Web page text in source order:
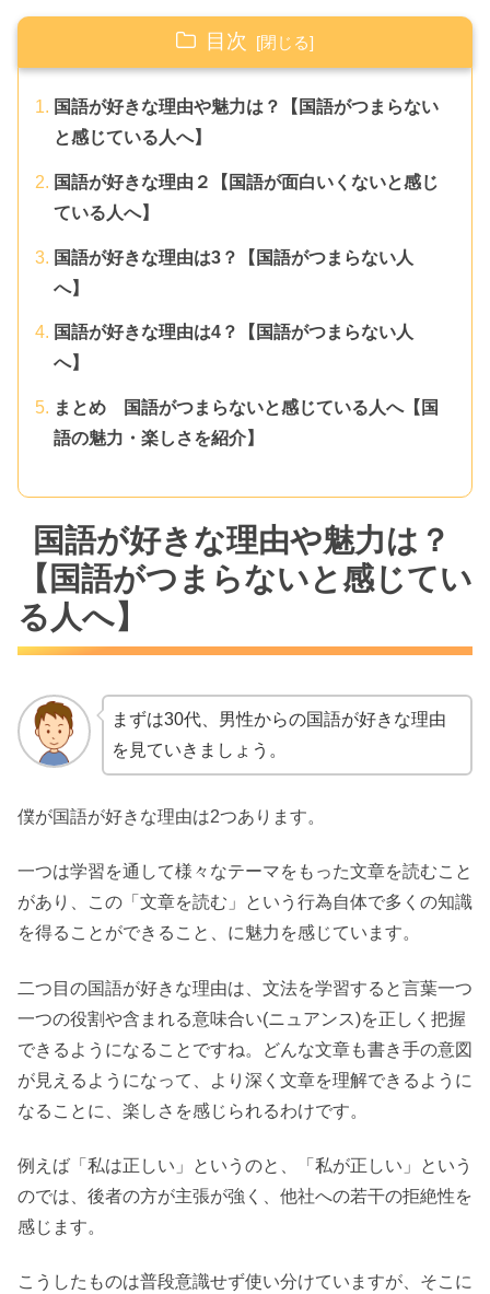
目次
国語が好きな理由や魅力は？【国語がつまらない
と感じている人へ】
国語が好きな理由２【国語が面白いくないと感じ
ている人へ】
国語が好きな理由は3？【国語がつまらない人
へ】
国語が好きな理由は4？【国語がつまらない人
へ】
まとめ 国語がつまらないと感じている人へ【国
語の魅力・楽しさを紹介】
国語が好きな理由や魅力は？
【国語がつまらないと感じてい
る人へ】
まずは30代、男性からの国語が好きな理由
を見ていきましょう。
僕が国語が好きな理由は2つあります。
一つは学習を通して様々なテーマをもった文章を読むこと
があり、この「文章を読む」という行為自体で多くの知識
を得ることができること、に魅力を感じています。
二つ目の国語が好きな理由は、文法を学習すると言葉一つ
一つの役割や含まれる意味合い(ニュアンス)を正しく把握
できるようになることですね。どんな文章も書き手の意図
が見えるようになって、より深く文章を理解できるように
なることに、楽しさを感じられるわけです。
例えば「私は正しい」というのと、「私が正しい」という
のでは、後者の方が主張が強く、他社への若干の拒絶性を
感じます。
こうしたものは普段意識せず使い分けていますが、そこに